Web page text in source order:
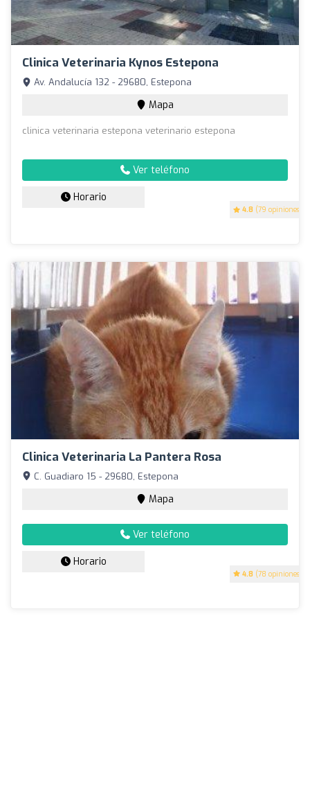
Clinica Veterinaria Kynos Estepona
4.8 (79 opiniones)
Av. Andalucía 132 - 29680, Estepona
Mapa
clinica veterinaria estepona veterinario estepona
Ver teléfono
Horario
Clinica Veterinaria La Pantera Rosa
4.8 (78 opiniones)
C. Guadiaro 15 - 29680, Estepona
Mapa
Ver teléfono
Horario